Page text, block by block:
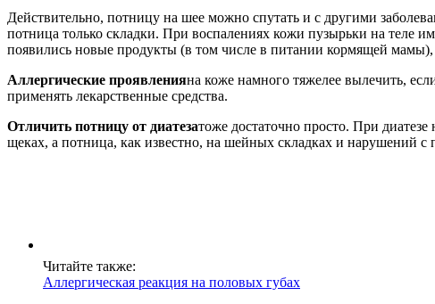
Действительно, потницу на шее можно спутать и с другими
потница только складки. При воспалениях кожи пузырьки на теле
появились новые продукты (в том числе в питании кормящей
Аллергические проявленияна коже намного тяжелее вылечить,
применять лекарственные средства.
Отличить потницу от диатезатоже достаточно просто. При
щеках, а потница, как известно, на шейных складках и нарушений с
Читайте также:
Аллергическая реакция на половых губах